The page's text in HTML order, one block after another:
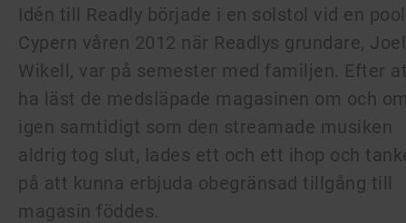
Idén till Readly började i en solstol vid en
Cypern våren 2012 när Readlys grundare, Joel
Wikell, var på semester med familjen. Efter
ha läst de medsläpade magasinen om och
igen samtidigt som den streamade musiken
aldrig tog slut, lades ett och ett ihop och
på att kunna erbjuda obegränsad tillgång till
magasin föddes.